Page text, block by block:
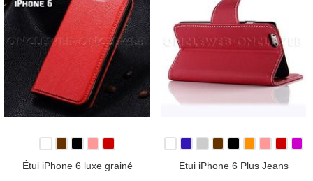
Étui iPhone 6 luxe grainé Etui iPhone 6 Plus Jeans